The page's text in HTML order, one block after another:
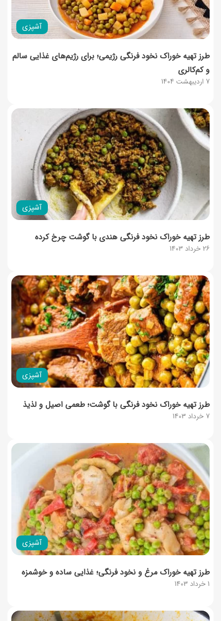
آشپزی
7 اردیبهشت 1404
طرز تهیه خوراک نخود فرنگی رژیمی؛ برای رژیم‌های غذایی سالم
و کم‌کالری​
آشپزی
26 خرداد 1403
طرز تهیه خوراک نخود فرنگی هندی با گوشت چرخ کرده
آشپزی
7 خرداد 1403
طرز تهیه خوراک نخود فرنگی با گوشت؛ طعمی اصیل و لذیذ
آشپزی
1 خرداد 1403
طرز تهیه خوراک مرغ و نخود فرنگی؛ غذایی ساده و خوشمزه